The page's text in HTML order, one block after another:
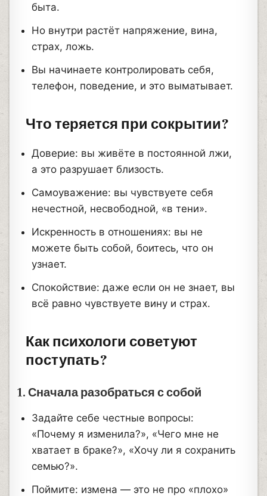
быта.
Но внутри растёт напряжение, вина,
страх, ложь.
Вы начинаете контролировать себя,
телефон, поведение, и это выматывает.
Что теряется при сокрытии?
Доверие: вы живёте в постоянной лжи,
а это разрушает близость.
Самоуважение: вы чувствуете себя
нечестной, несвободной, «в тени».
Искренность в отношениях: вы не
можете быть собой, боитесь, что он
узнает.
Спокойствие: даже если он не знает, вы
всё равно чувствуете вину и страх.
Как психологи советуют
поступать?
1. Сначала разобраться с собой
Задайте себе честные вопросы:
«Почему я изменила?», «Чего мне не
хватает в браке?», «Хочу ли я сохранить
семью?».
Поймите: измена — это не про «плохо»